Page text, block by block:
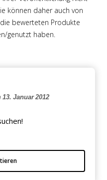
können daher auch von
bewerteten Produkte
genutzt haben.
Januar 2012